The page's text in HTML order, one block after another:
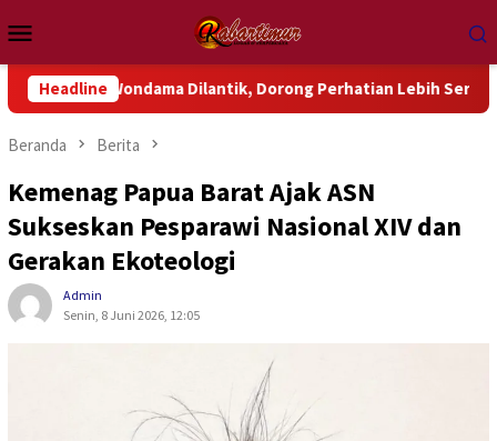
ke
kontenMobile
Headline
Wondama Dilantik, Dorong Perhatian Lebih Serius Terhadap Isu
Beranda Berita
Kemenag Papua Barat Ajak ASN
Sukseskan Pesparawi Nasional XIV dan
Gerakan Ekoteologi
Admin
Senin, 8 Juni 2026, 12:05